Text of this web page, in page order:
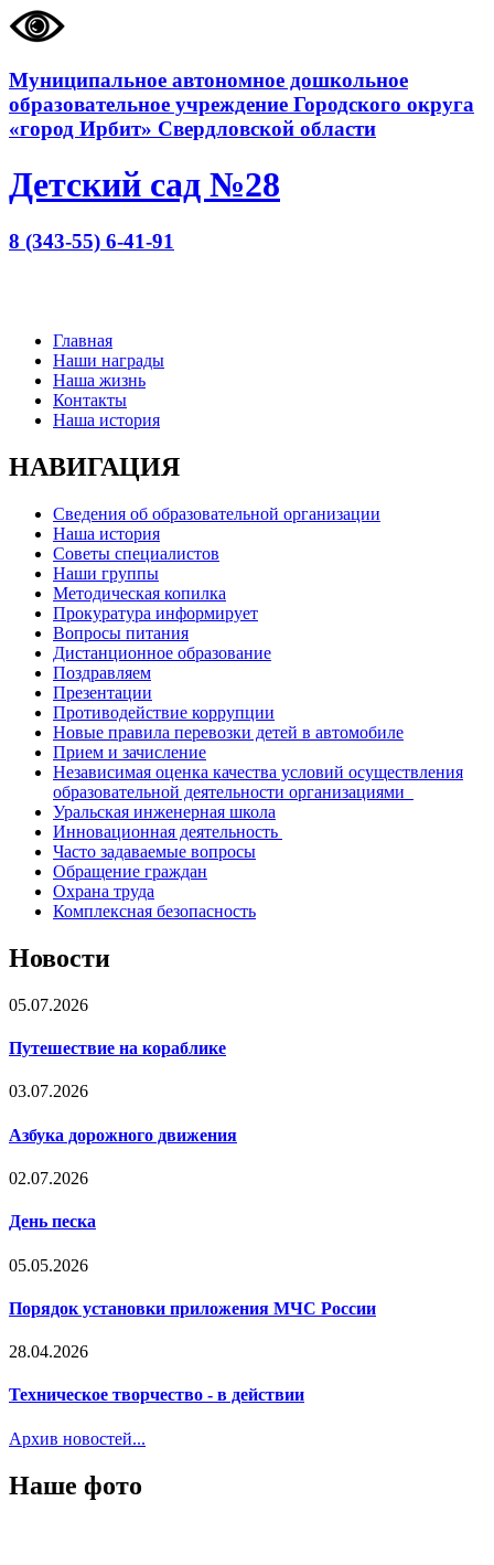
Муниципальное автономное дошкольное
образовательное учреждение Городского округа
«город Ирбит» Свердловской области
Детский сад №28
8 (343-55) 6-41-91
Главная
Наши награды
Наша жизнь
Контакты
Наша история
НАВИГАЦИЯ
Сведения об образовательной организации
Наша история
Советы специалистов
Наши группы
Методическая копилка
Прокуратура информирует
Вопросы питания
Дистанционное образование
Поздравляем
Презентации
Противодействие коррупции
Новые правила перевозки детей в автомобиле
Прием и зачисление
Независимая оценка качества условий осуществления
образовательной деятельности организациями
Уральская инженерная школа
Инновационная деятельность
Часто задаваемые вопросы
Обращение граждан
Охрана труда
Комплексная безопасность
Новости
05.07.2026
Путешествие на кораблике
03.07.2026
Азбука дорожного движения
02.07.2026
День песка
05.05.2026
Порядок установки приложения МЧС России
28.04.2026
Техническое творчество - в действии
Архив новостей...
Наше фото